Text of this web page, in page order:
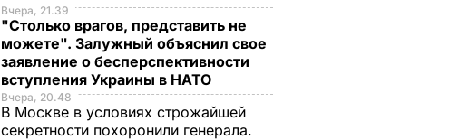
Вчера, 21.39
"Столько врагов, представить не
можете". Залужный объяснил свое
заявление о бесперспективности
вступления Украины в НАТО
Вчера, 20.48
В Москве в условиях строжайшей
секретности похоронили генерала.